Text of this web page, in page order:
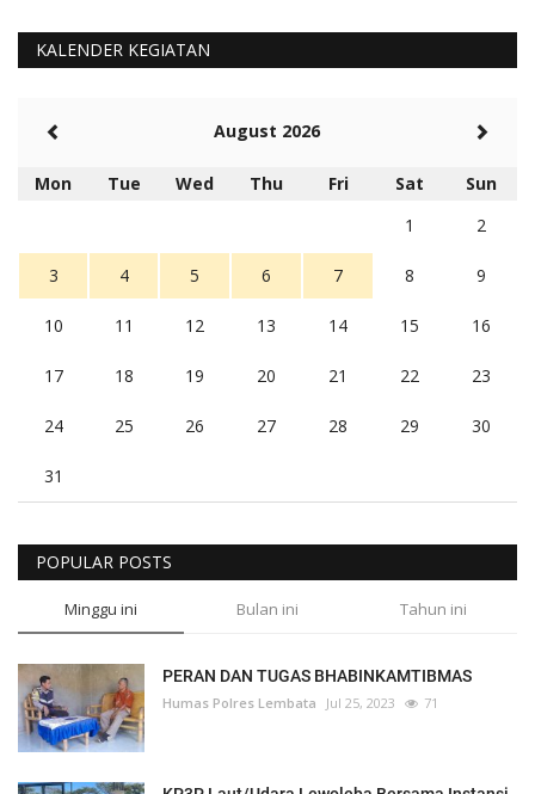
KALENDER KEGIATAN
August 2026
Mon Tue Wed Thu Fri Sat
Sun
1
2
3 4 5 6 7 8 9
10 11 12 13 14 15 16
17 18 19 20 21 22 23
24 25 26 27 28 29 30
31
POPULAR POSTS
Minggu ini Bulan ini Tahun ini
PERAN DAN TUGAS BHABINKAMTIBMAS
Humas Polres Lembata Jul 25, 2023 71